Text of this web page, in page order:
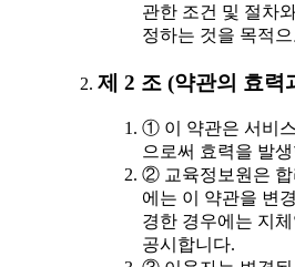
관한 조건 및 절차
정하는 것을 목적
제 2 조 (약관의 효력
① 이 약관은 서비
으로써 효력을 발
② 교육정보원은 합
에는 이 약관을 변
경한 경우에는 지
공시합니다.